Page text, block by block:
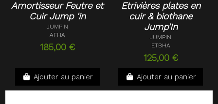
Amortisseur Feutre et
Cuir Jump 'in
JUMPIN
AFHA
185,00 €
Ajouter au panier
Etrivières plates en
cuir & biothane
Jump'In
JUMPIN
ETBHA
125,00 €
Ajouter au panier